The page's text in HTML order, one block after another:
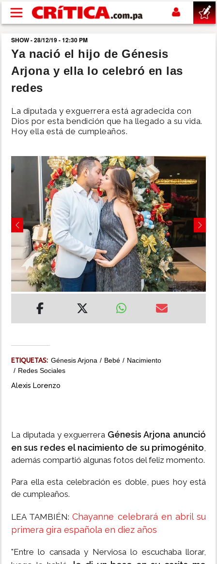
Pasar al contenido principal
buscar
SUCESOS
POLÍTICA
DEPORTES
MUNDO
INSÓLITAS
MULTIMEDIA
IMPRESO
SHOW - 28/12/19 - 12:30 PM
Ya nació el hijo de Génesis
Arjona y ella lo celebró en las
redes
La diputada y exguerrera está agradecida con
Dios por esta bendición que ha llegado a su vida.
Hoy ella está de cumpleaños.
Previous Next
ETIQUETAS: Génesis Arjona Bebé
Nacimiento
Redes Sociales
Alexis Lorenzo
La diputada y exguerrera Génesis Arjona anunció
en sus redes el nacimiento de su primogénito,
además compartió algunas fotos del feliz momento.
Para ella esta celebración es doble, pues hoy está
de cumpleaños.
LEA TAMBIÉN:Chayanne celebrará en abril su
primera gira española en diez años
"Entre lo cansada y Nerviosa lo escuchaba llorar,